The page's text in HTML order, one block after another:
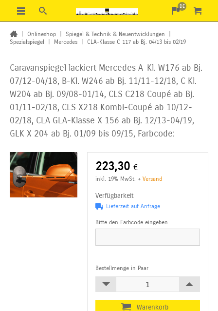
DE
Onlineshop Spiegel & Technik & Neuentwicklungen
Spezialspiegel
Mercedes CLA-Klasse C 117 ab Bj. 04/13 bis 02/19
Caravanspiegel lackiert Mercedes A-Kl. W176 ab Bj.
07/12-04/18, B-Kl. W246 ab Bj. 11/11-12/18, C Kl.
W204 ab Bj. 09/08-01/14, CLS C218 Coupé ab Bj.
01/11-02/18, CLS X218 Kombi-Coupé ab 10/12-
02/18, CLA GLA-Klasse X 156 ab Bj. 12/13-04/19,
GLK X 204 ab Bj. 01/09 bis 09/15, Farbcode:
223,30 €
inkl. 19% MwSt. +Versand
Verfügbarkeit
Lieferzeit auf Anfrage
Bestellmenge in Paar
Bitte den Farbcode eingeben